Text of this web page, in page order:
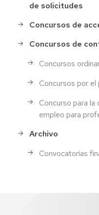
de solicitudes
Concursos de
Concursos de
Concursos
Concursos por
Concurso para
empleo para
Archivo
Convocatorias